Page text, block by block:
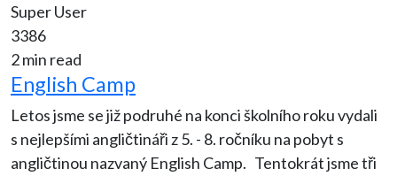
Super User
3386
2 min read
English Camp
Letos jsme se již podruhé na konci školního roku vydali
s nejlepšími angličtináři z 5. - 8. ročníku na pobyt s
angličtinou nazvaný English Camp. Tentokrát jsme tři